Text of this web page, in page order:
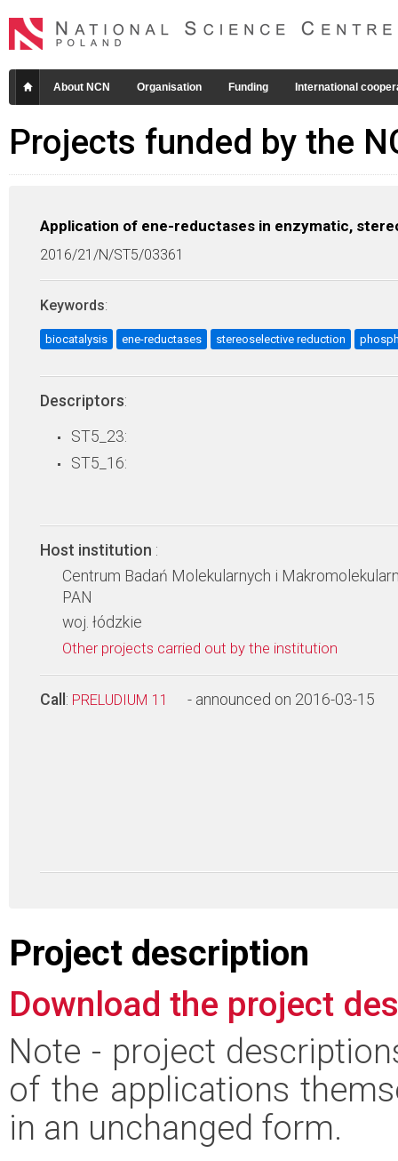
About NCN Organisation Funding International
Projects funded by the
Application of ene-reductases in enzymatic,
2016/21/N/ST5/03361
Keywords:
biocatalysis ene-reductases stereoselective reduction
Descriptors:
ST5_23:
ST5_16:
Host institution :
Centrum Badań Molekularnych i
PAN
woj. łódzkie
Other projects carried out by the institution
Call : PRELUDIUM 11 - announced on 2016-03-15
Project description
Download the project
Note - project
of the applications
in an unchanged form.